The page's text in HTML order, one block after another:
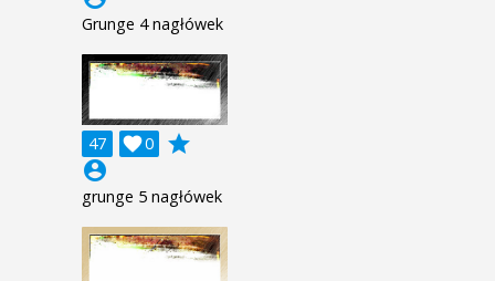
Grunge 4 nagłówek
47 0

grade
account_circle
grunge 5 nagłówek